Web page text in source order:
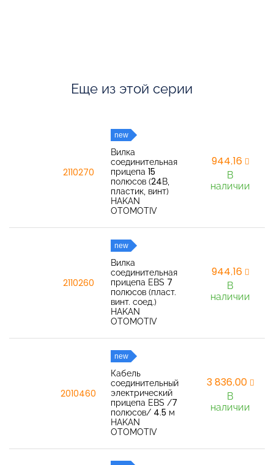
Еще из этой серии
2110270
new
Вилка
соединительная
прицепа 15
полюсов (24В,
пластик, винт)
HAKAN
OTOMOTIV
944,16
В
наличии
2110260
new
Вилка
соединительная
прицепа EBS 7
полюсов (пласт.
винт. соед.)
HAKAN
OTOMOTIV
944,16
В
наличии
2010460
new
Кабель
соединительный
электрический
прицепа EBS /7
полюсов/ 4.5 м
HAKAN
OTOMOTIV
3 836,00
В
наличии